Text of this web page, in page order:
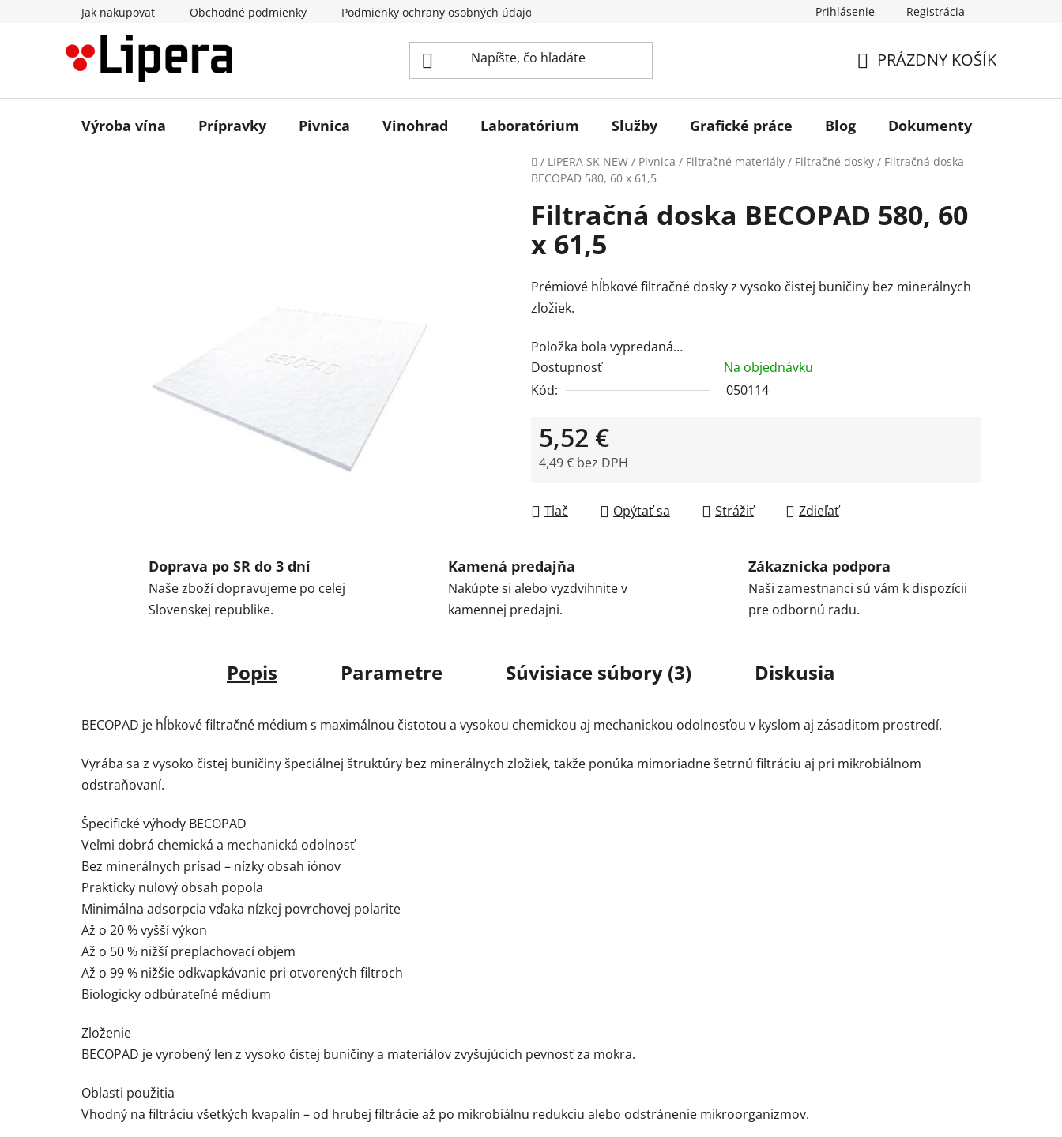
Jak nakupovat Obchodné podmienky Podmienky ochrany osobných údajov Prihlásenie Registrácia
KOŠÍK
PRÁZDNY KOŠÍK
Výroba vína Prípravky Pivnica Vinohrad Laboratórium Služby Grafické práce Blog Dokumenty
Domov
/ LIPERA SK NEW / Pivnica / Filtračné materiály / Filtračné dosky / Filtračná doska
BECOPAD 580, 60 x 61,5
Filtračná doska BECOPAD 580, 60
x 61,5
Prémiové hĺbkové filtračné dosky z vysoko čistej buničiny bez minerálnych
zložiek.
Položka bola vypredaná…
Dostupnosť
Na objednávku
Kód:
050114
5,52 €
4,49 € bez DPH
Tlač
Opýtať sa Strážiť Zdieľať
Doprava po SR do 3 dní
Naše zboží dopravujeme po celej
Slovenskej republike.
Kamená predajňa
Nakúpte si alebo vyzdvihnite v
kamennej predajni.
Zákaznicka podpora
Naši zamestnanci sú vám k dispozícii
pre odbornú radu.
Popis Parametre Súvisiace súbory (3) Diskusia
BECOPAD je hĺbkové filtračné médium s maximálnou čistotou a vysokou chemickou aj mechanickou odolnosťou v kyslom aj zásaditom prostredí.
Vyrába sa z vysoko čistej buničiny špeciálnej štruktúry bez minerálnych zložiek, takže ponúka mimoriadne šetrnú filtráciu aj pri mikrobiálnom
odstraňovaní.
Špecifické výhody BECOPAD
Veľmi dobrá chemická a mechanická odolnosť
Bez minerálnych prísad – nízky obsah iónov
Prakticky nulový obsah popola
Minimálna adsorpcia vďaka nízkej povrchovej polarite
Až o 20 % vyšší výkon
Až o 50 % nižší preplachovací objem
Až o 99 % nižšie odkvapkávanie pri otvorených filtroch
Biologicky odbúrateľné médium
Zloženie
BECOPAD je vyrobený len z vysoko čistej buničiny a materiálov zvyšujúcich pevnosť za mokra.
Oblasti použitia
Vhodný na filtráciu všetkých kvapalín – od hrubej filtrácie až po mikrobiálnu redukciu alebo odstránenie mikroorganizmov.